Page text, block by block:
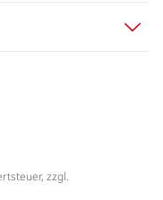
zzgl.